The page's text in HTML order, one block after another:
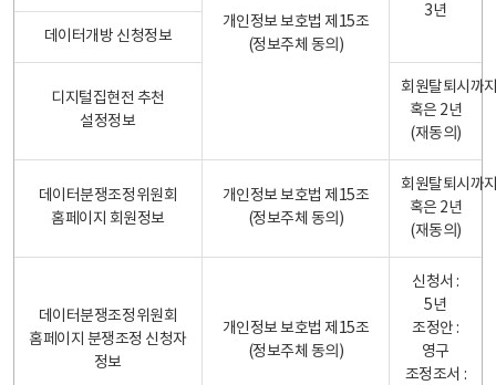
개인정보 보호법 제15조
(정보주체 동의)
3년
데이터개방 신청정보
디지털집현전 추천
설정정보
회원탈퇴시까
혹은 2년
(재동의)
데이터분쟁조정위원회
홈페이지 회원정보
개인정보 보호법 제15조
(정보주체 동의)
회원탈퇴시까
혹은 2년
(재동의)
데이터분쟁조정위원회
홈페이지 분쟁조정 신청자
정보
개인정보 보호법 제15조
(정보주체 동의)
신청서 :
5년
조정안 :
영구
조정조서 :